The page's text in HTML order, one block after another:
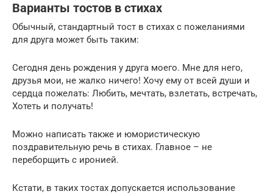
Варианты тостов в стихах
Обычный, стандартный тост в стихах с пожеланиями
для друга может быть таким:
Сегодня день рождения у друга моего. Мне для него,
друзья мои, не жалко ничего! Хочу ему от всей души и
сердца пожелать: Любить, мечтать, взлетать, встречать,
Хотеть и получать!
Можно написать также и юмористическую
поздравительную речь в стихах. Главное – не
переборщить с иронией.
Кстати, в таких тостах допускается использование